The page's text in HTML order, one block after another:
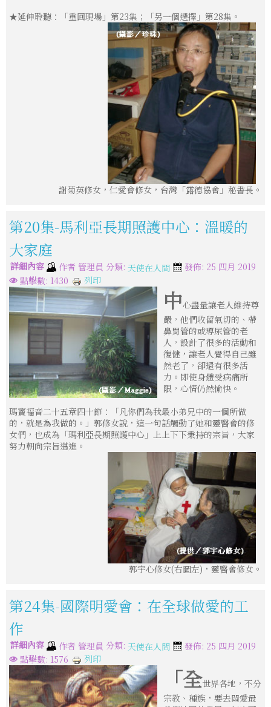
★延伸聆聽：「重回現場」第23集；「另一個選擇」第28集。
謝菊英修女，仁愛會修女，台灣「露德協會」秘書長。
第20集-馬利亞長期照護中心：溫暖的
大家庭
詳細內容 作者 管理員 分類: 天使在人間
發佈: 25 四月 2019
點擊數: 1430
列印
中心盡量讓老人維持尊
嚴，他們收留氣切的、帶
鼻胃管的或導尿管的老
人，設計了很多的活動和
復健，讓老人覺得自己雖
然老了，卻還有很多活
力。即使身體受病痛所
限，心情仍然愉快。
瑪竇福音二十五章四十節：「凡你們為我最小弟兄中的一個所做
的，就是為我做的。」郭修女說，這一句話觸動了她和靈醫會的修
女們，也成為「瑪利亞長期照護中心」上上下下秉持的宗旨，大家
努力朝向宗旨邁進。
郭宇心修女(右圖左)，靈醫會修女。
第24集-國際明愛會：在全球做愛的工
作
詳細內容 作者 管理員 分類: 天使在人間
發佈: 25 四月 2019
點擊數: 1576
列印
「全世界各地，不分
宗教、種族，要去關愛最